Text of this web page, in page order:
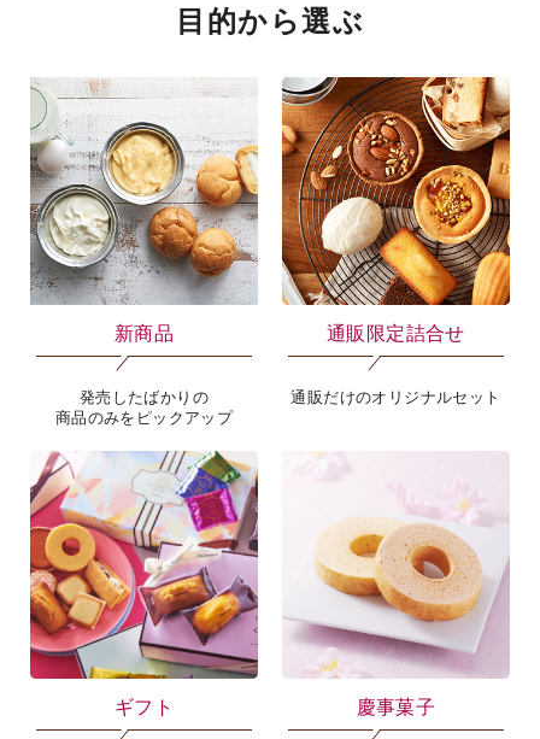
目的から選ぶ
新商品
発売したばかりの
商品のみをピックアップ
通販限定詰合せ
通販だけのオリジナルセット
ギフト 慶事菓子